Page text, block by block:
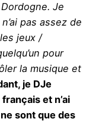
Je
pas assez de
jeux /
pour
la musique et
je DJe
et n’ai
sont que des